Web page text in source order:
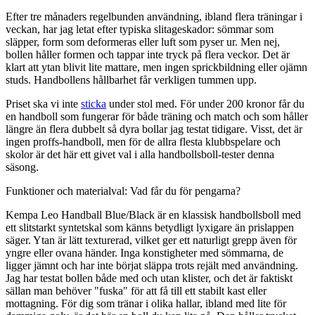
Efter tre månaders regelbunden användning, ibland flera träningar i
veckan, har jag letat efter typiska slitageskador: sömmar som
släpper, form som deformeras eller luft som pyser ur. Men nej,
bollen håller formen och tappar inte tryck på flera veckor. Det är
klart att ytan blivit lite mattare, men ingen sprickbildning eller ojämn
studs. Handbollens hållbarhet får verkligen tummen upp.
Priset ska vi inte sticka under stol med. För under 200 kronor får du
en handboll som fungerar för både träning och match och som håller
längre än flera dubbelt så dyra bollar jag testat tidigare. Visst, det är
ingen proffs-handboll, men för de allra flesta klubbspelare och
skolor är det här ett givet val i alla handbollsboll-tester denna
säsong.
Funktioner och materialval: Vad får du för pengarna?
Kempa Leo Handball Blue/Black är en klassisk handbollsboll med
ett slitstarkt syntetskal som känns betydligt lyxigare än prislappen
säger. Ytan är lätt texturerad, vilket ger ett naturligt grepp även för
yngre eller ovana händer. Inga konstigheter med sömmarna, de
ligger jämnt och har inte börjat släppa trots rejält med användning.
Jag har testat bollen både med och utan klister, och det är faktiskt
sällan man behöver "fuska" för att få till ett stabilt kast eller
mottagning. För dig som tränar i olika hallar, ibland med lite för